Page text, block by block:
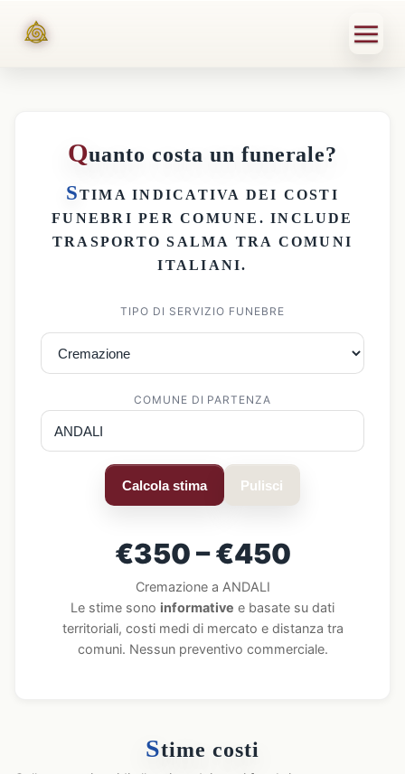
Quanto costa un funerale?
STIMA INDICATIVA DEI COSTI
FUNEBRI PER COMUNE . INCLUDE
TRASPORTO SALMA TRA COMUNI
ITALIANI.
TIPO DI SERVIZIO FUNEBRE
COMUNE DI PARTENZA
Calcola stima Pulisci
€350 – €450
Cremazione a ANDALI
Le stime sono informative e basate su dati
territoriali, costi medi di mercato e distanza tra
comuni. Nessun preventivo commerciale.
Stime costi